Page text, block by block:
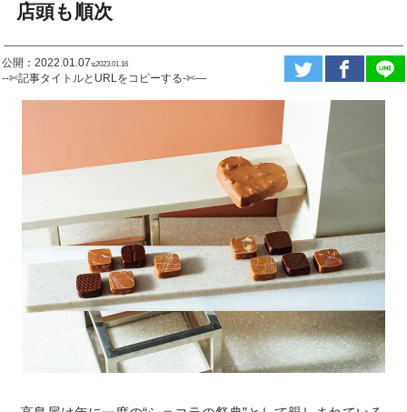
店頭も順次
公開：2022.01.07ಇ2023.01.16
--✄記事タイトルとURLをコピーする-✄—